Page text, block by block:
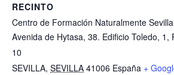
RECINTO
Centro de Formación Naturalmente Sevilla
Avenida de Hytasa, 38. Edificio Toledo, 1,
10
SEVILLA, SEVILLA 41006 España +